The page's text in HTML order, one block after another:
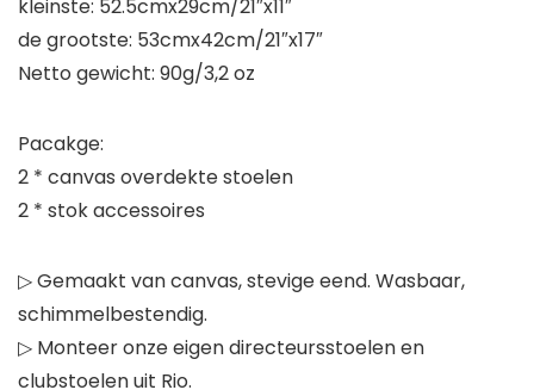
kleinste: 52.5cmx29cm/21″x11″
de grootste: 53cmx42cm/21″x17″
Netto gewicht: 90g/3,2 oz
Pacakge:
2 * canvas overdekte stoelen
2 * stok accessoires
▷ Gemaakt van canvas, stevige eend. Wasbaar,
schimmelbestendig.
▷ Monteer onze eigen directeursstoelen en
clubstoelen uit Rio.